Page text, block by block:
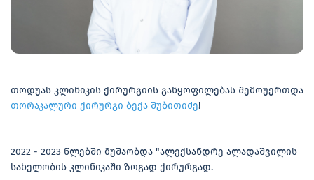
თოდუას კლინიკის ქირურგიის განყოფილებას შემოუერთდა
თორაკალური ქირურგი ბექა შუბითიძე!
2022 - 2023 წლებში მუშაობდა "ალექსანდრე ალადაშვილის
სახელობის კლინიკაში ზოგად ქირურგად.